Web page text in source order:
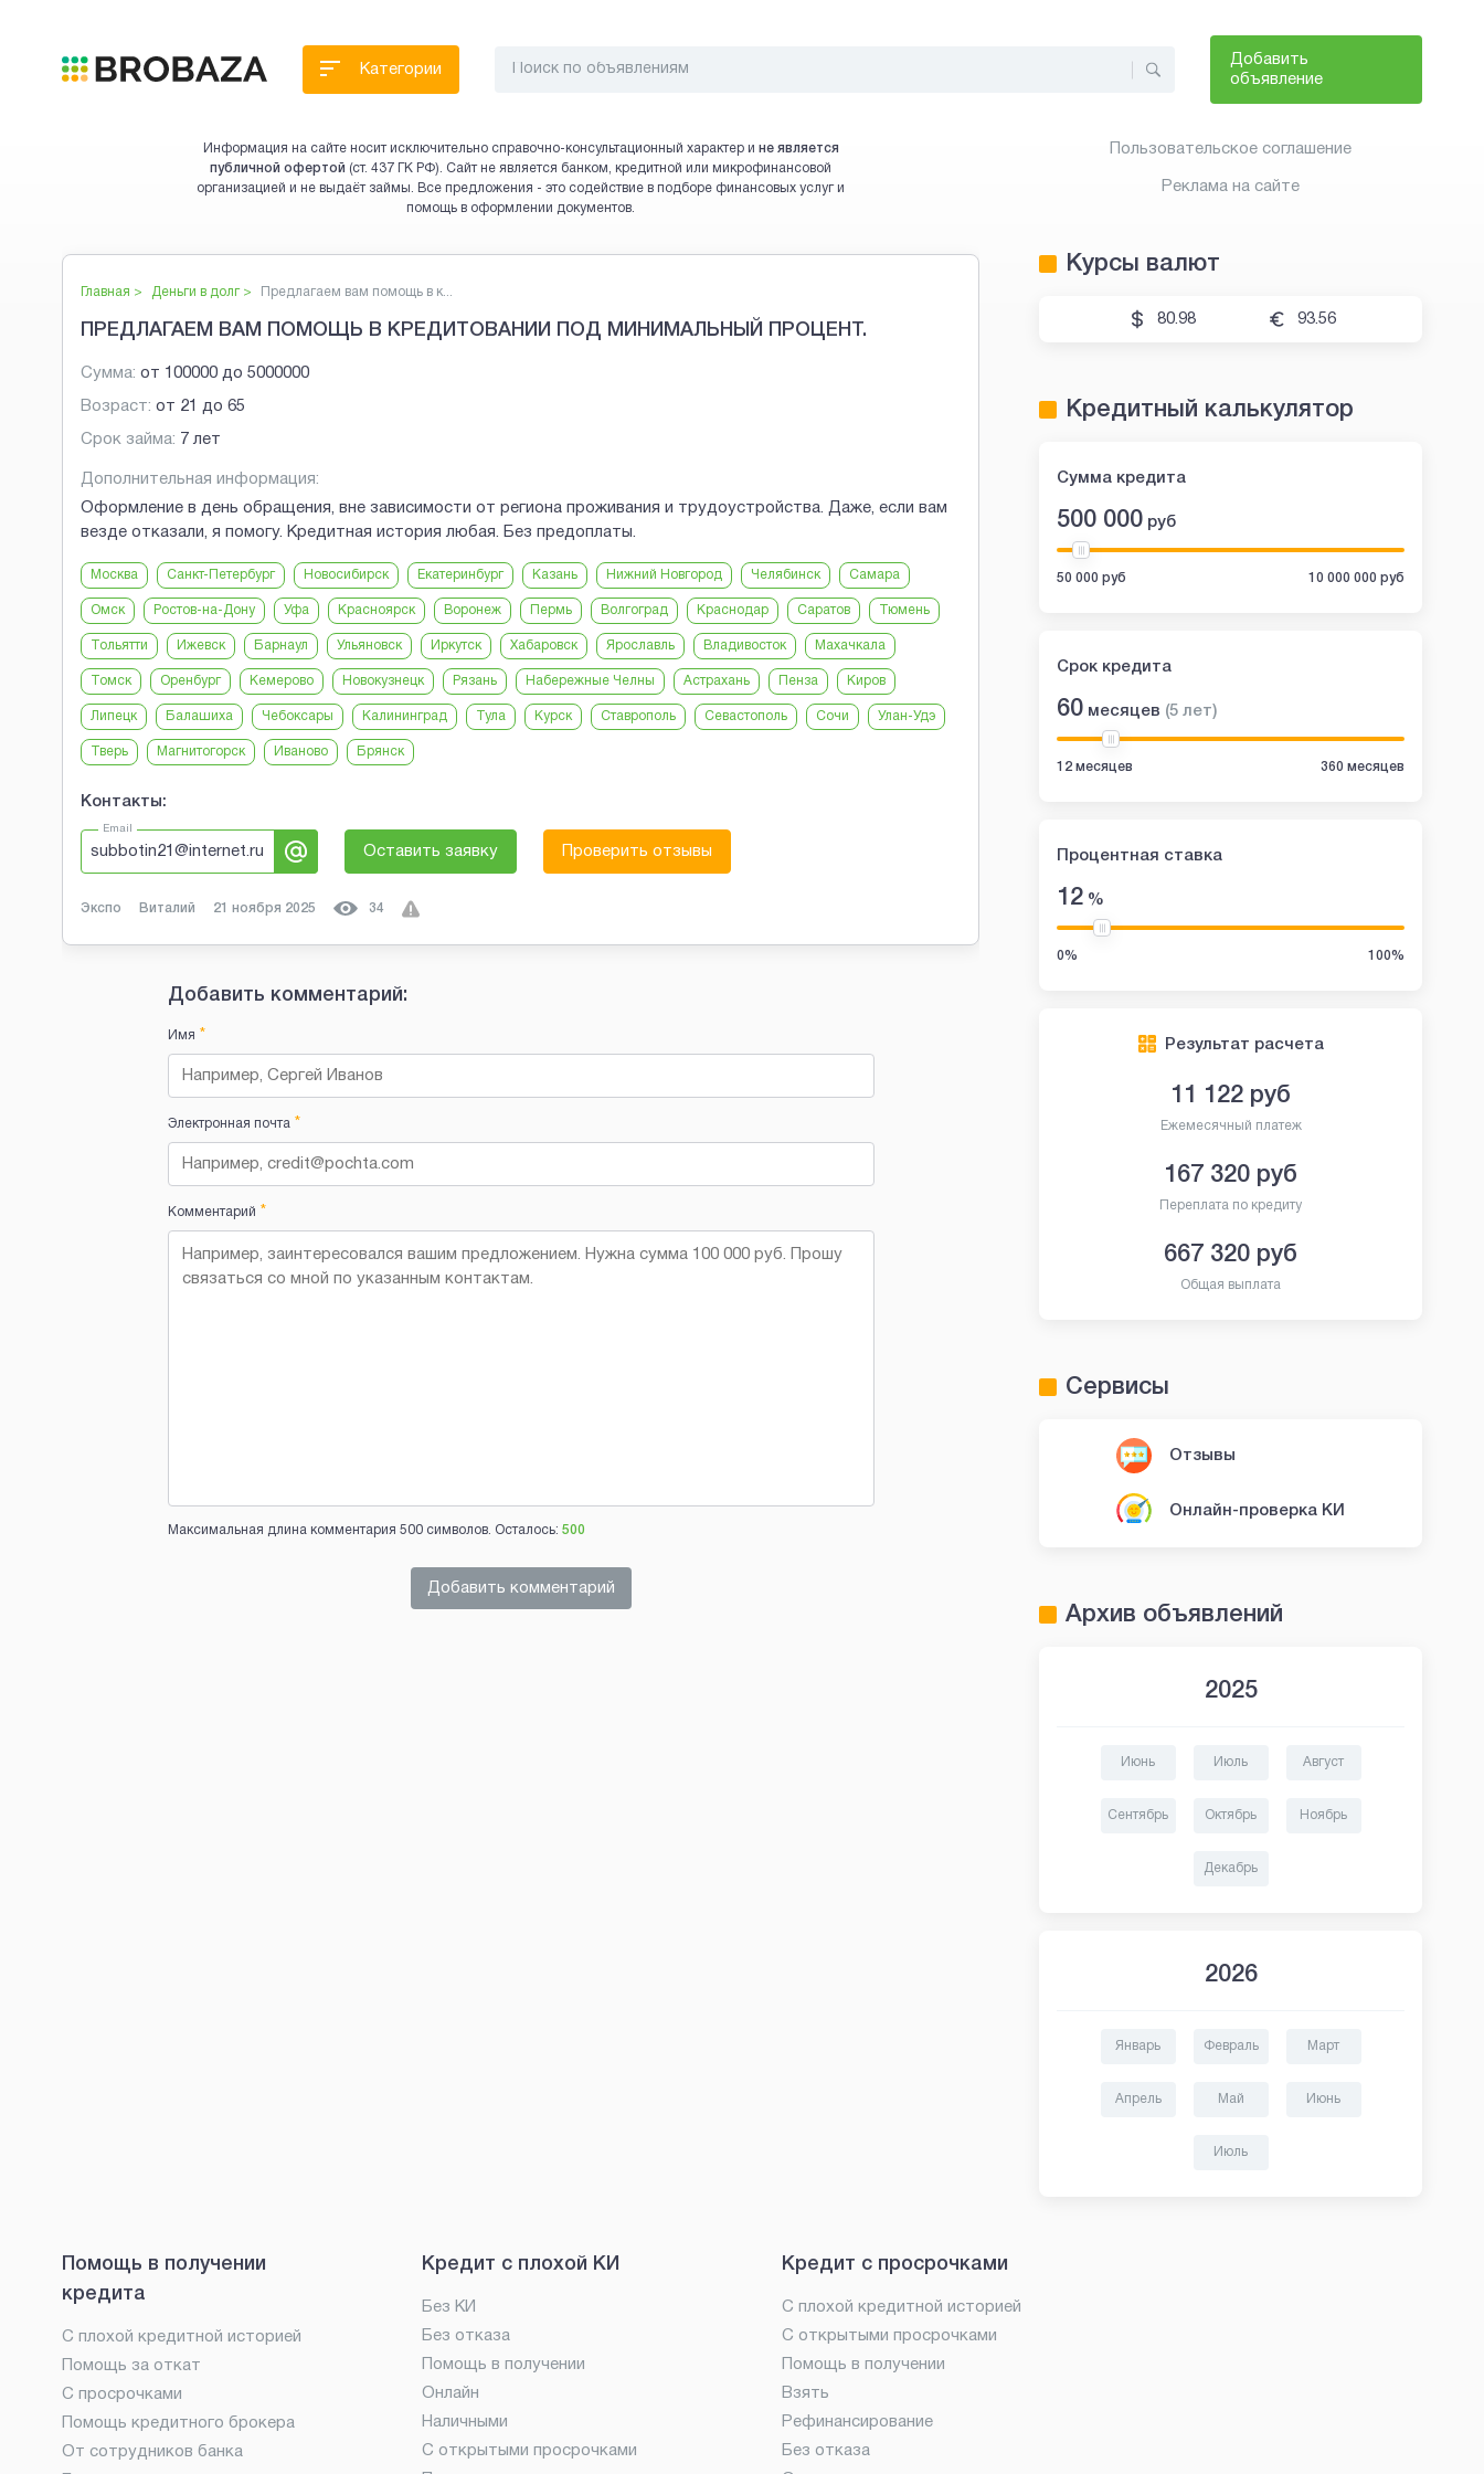
Добавить
объявление
Категории
Информация на сайте носит исключительно справочно-консультационный характер и не является
публичной офертой (ст. 437 ГК РФ). Сайт не является банком, кредитной или микрофинансовой
организацией и не выдаёт займы. Все предложения - это содействие в подборе финансовых услуг и
помощь в оформлении документов.
Главная > Деньги в долг> Предлагаем вам помощь в к...
ПРЕДЛАГАЕМ ВАМ ПОМОЩЬ В КРЕДИТОВАНИИ ПОД МИНИМАЛЬНЫЙ ПРОЦЕНТ.
Сумма: от 100000 до 5000000
Возраст: от 21 до 65
Срок займа: 7 лет
Дополнительная информация:
Оформление в день обращения, вне зависимости от региона проживания и трудоустройства. Даже, если вам
везде отказали, я помогу. Кредитная история любая. Без предоплаты.
Москва Санкт-Петербург Новосибирск Екатеринбург Казань Нижний Новгород Челябинск Самара
Омск Ростов-на-Дону Уфа Красноярск Воронеж Пермь Волгоград Краснодар Саратов Тюмень
Тольятти Ижевск Барнаул Ульяновск Иркутск Хабаровск Ярославль Владивосток Махачкала
Томск Оренбург Кемерово Новокузнецк Рязань Набережные Челны Астрахань Пенза Киров
Липецк Балашиха Чебоксары Калининград Тула Курск Ставрополь Севастополь Сочи Улан-Удэ
Тверь Магнитогорск Иваново Брянск
Контакты:
Email
subbotin21@internet.ru Оставить заявку Проверить отзывы
Экспо Виталий 21 ноября 2025 34
Добавить комментарий:
Имя *
Электронная почта*
Комментарий *
Максимальная длина комментария 500 символов. Осталось: 500
Добавить комментарий
Пользовательское соглашение
Реклама на сайте
Курсы валют
80.98 93.56
Кредитный калькулятор
Сумма кредита
500 000 руб
50 000 руб 10 000 000 руб
Срок кредита
60 месяцев (5 лет)
12 месяцев 360 месяцев
Процентная ставка
12 %
0% 100%
Результат расчета
11 122 руб
Ежемесячный платеж
167 320 руб
Переплата по кредиту
667 320 руб
Общая выплата
Сервисы
Отзывы
Онлайн-проверка КИ
Архив объявлений
2025
Июнь Июль Август
Сентябрь Октябрь Ноябрь
Декабрь
2026
Январь Февраль Март
Апрель Май Июнь
Июль
Помощь в получении
кредита
С плохой кредитной историей
Помощь за откат
С просрочками
Помощь кредитного брокера
От сотрудников банка
Кредит с плохой КИ
Без КИ
Без отказа
Помощь в получении
Онлайн
Наличными
С открытыми просрочками
Кредит с просрочками
С плохой кредитной историей
С открытыми просрочками
Помощь в получении
Взять
Рефинансирование
Без отказа